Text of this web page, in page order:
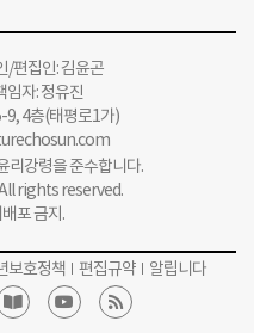
편집인: 김윤곤
임자: 정유진
9, 4층(태평로1가)
리강령을 준수합니다.
rights reserved.
포 금지.
보호정책 편집규약 알립니다